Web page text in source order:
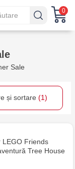
0
Sale
și sortare (1)
LEGO Friends
Tree House